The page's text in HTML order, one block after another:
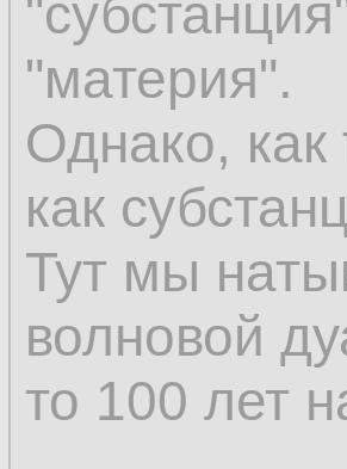
что уже
"материя".
Однако, как
как
Тут мы
волновой
то 100 лет